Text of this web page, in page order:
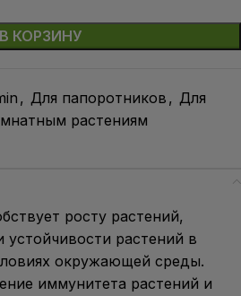
В КОРЗИНУ
, Для папоротников , Для
растениям
росту растений,
растений в
окружающей среды.
иммунитета растений и